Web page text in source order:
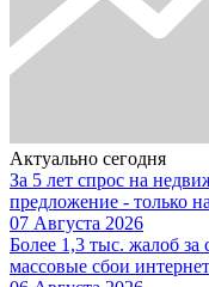
Актуально сегодня
За 5 лет спрос на
предложение - только
07 Августа 2026
Более 1,3 тыс. жалоб
массовые сбои